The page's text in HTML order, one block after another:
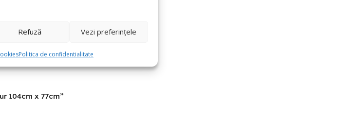
Refuză Vezi preferințele
Politica de confidentialitate
104cm x 77cm”